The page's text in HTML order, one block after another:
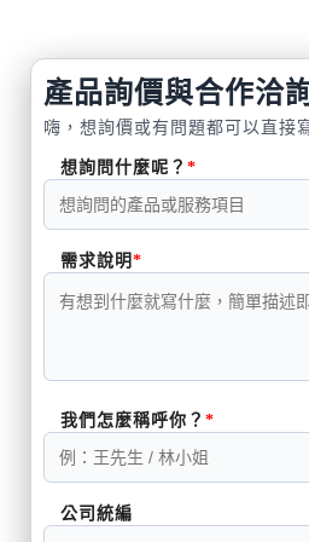
產品詢價與合作洽
嗨，想詢價或有問題都可以直接
想詢問什麼呢？
需求說明
我們怎麼稱呼你？
公司統編